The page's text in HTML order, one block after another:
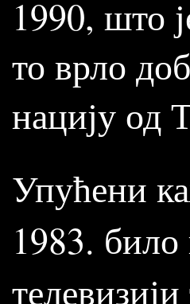
1990, што
то врло
нацију од
Упућени
1983. било